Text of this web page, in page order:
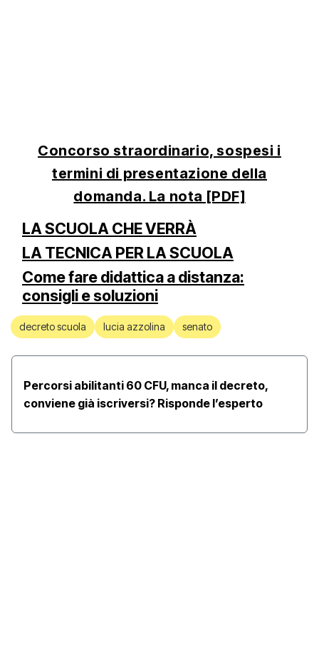
Concorso straordinario, sospesi i
termini di presentazione della
domanda. La nota [PDF]
LA SCUOLA CHE VERRÀ
LA TECNICA PER LA SCUOLA
Come fare didattica a distanza:
consigli e soluzioni
decreto scuola lucia azzolina senato
Percorsi abilitanti 60 CFU, manca il decreto,
conviene già iscriversi? Risponde l’esperto